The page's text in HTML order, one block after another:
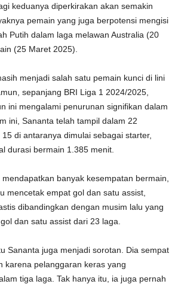
keduanya diperkirakan akan semakin
pemain yang juga berpotensi mengisi
Putih dalam laga melawan Australia (20
(25 Maret 2025).
menjadi salah satu pemain kunci di lini
sepanjang BRI Liga 1 2024/2025,
ini mengalami penurunan signifikan dalam
ini, Sananta telah tampil dalam 22
di antaranya dimulai sebagai starter,
durasi bermain 1.385 menit.
banyak kesempatan bermain,
mencetak empat gol dan satu assist,
dibandingkan dengan musim lalu yang
dan satu assist dari 23 laga.
Sananta juga menjadi sorotan. Dia sempat
karena pelanggaran keras yang
tiga laga. Tak hanya itu, ia juga pernah